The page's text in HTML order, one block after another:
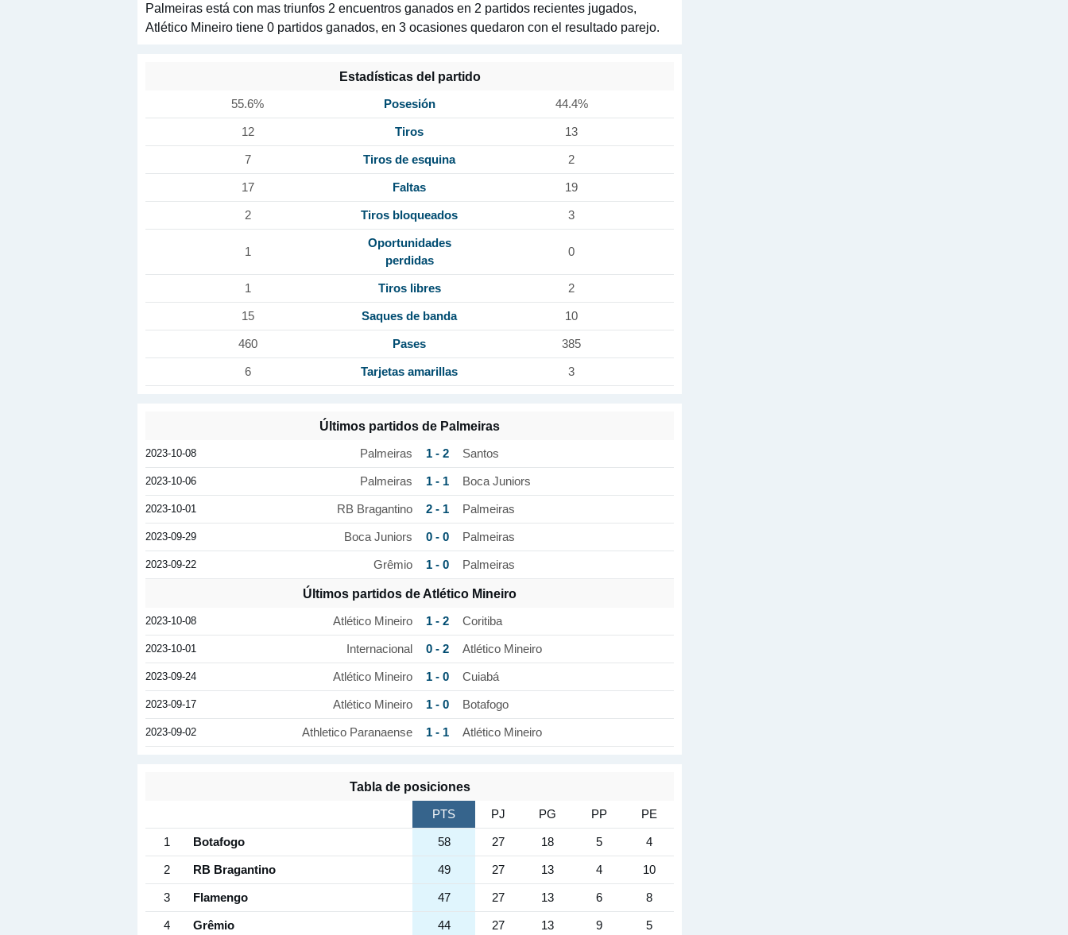
Palmeiras está con mas triunfos 2 encuentros ganados en 2 partidos recientes jugados,
Atlético Mineiro tiene 0 partidos ganados, en 3 ocasiones quedaron con el resultado parejo.
Estadísticas del partido
55.6% Posesión 44.4%
12 Tiros 13
7 Tiros de esquina 2
17 Faltas 19
2 Tiros bloqueados 3
1
Oportunidades
perdidas
0
1 Tiros libres 2
15 Saques de banda 10
460 Pases 385
6 Tarjetas amarillas 3
Últimos partidos de Palmeiras
2023-10-08 Palmeiras 1 - 2 Santos
2023-10-06 Palmeiras 1 - 1 Boca Juniors
2023-10-01 RB Bragantino 2 - 1 Palmeiras
2023-09-29 Boca Juniors 0 - 0 Palmeiras
2023-09-22 Grêmio 1 - 0 Palmeiras
Últimos partidos de Atlético Mineiro
2023-10-08 Atlético Mineiro 1 - 2 Coritiba
2023-10-01 Internacional 0 - 2 Atlético Mineiro
2023-09-24 Atlético Mineiro 1 - 0 Cuiabá
2023-09-17 Atlético Mineiro 1 - 0 Botafogo
2023-09-02 Athletico Paranaense 1 - 1 Atlético Mineiro
Tabla de posiciones
PTS PJ PG PP PE
1 Botafogo 58 27 18 5 4
2 RB Bragantino 49 27 13 4 10
3 Flamengo 47 27 13 6 8
4 Grêmio 44 27 13 9 5